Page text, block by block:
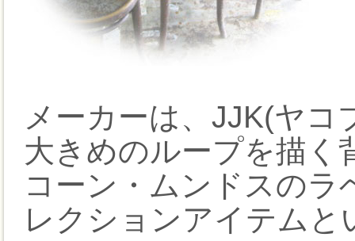
メーカーは、JJK(ヤコ
大きめのループを描く
コーン・ムンドスのラ
レクションアイテムと